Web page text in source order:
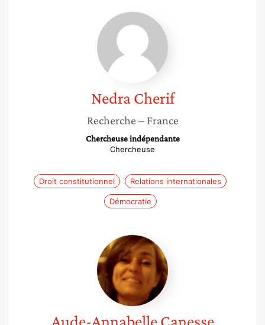
Nedra
Cherif
Nedra Cherif
Recherche – France
Chercheuse indépendante
Chercheuse
Droit constitutionnel Relations internationales
Démocratie
Aude-
Annabelle
Canesse
Aude-Annabelle Canesse